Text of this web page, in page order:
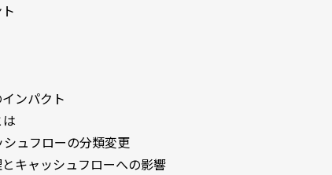
ンパクト
ュフローの分類変更
キャッシュフローへの影響